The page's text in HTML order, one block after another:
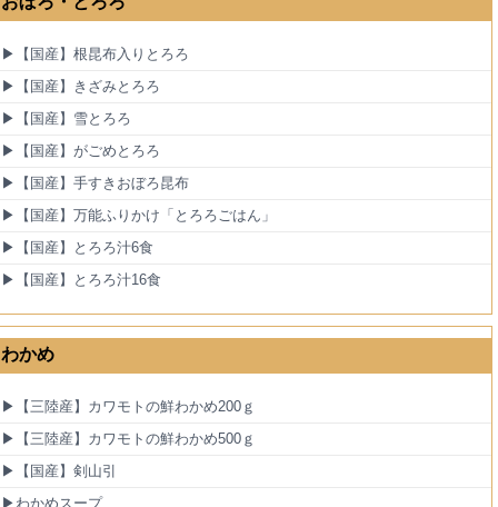
▶【国産】根昆布入りとろろ
▶【国産】きざみとろろ
▶【国産】雪とろろ
▶【国産】がごめとろろ
▶【国産】手すきおぼろ昆布
▶【国産】万能ふりかけ「とろろごはん」
▶【国産】とろろ汁6食
▶【国産】とろろ汁16食
わかめ
▶【三陸産】カワモトの鮮わかめ200ｇ
▶【三陸産】カワモトの鮮わかめ500ｇ
▶【国産】剣山引
▶わかめスープ